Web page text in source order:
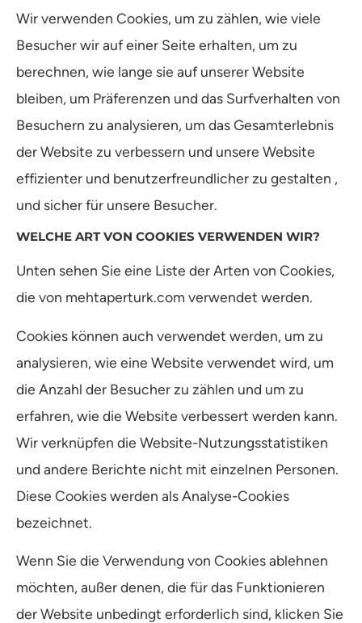
Wir verwenden Cookies, um zu zählen, wie viele
Besucher wir auf einer Seite erhalten, um zu
berechnen, wie lange sie auf unserer Website
bleiben, um Präferenzen und das Surfverhalten von
Besuchern zu analysieren, um das Gesamterlebnis
der Website zu verbessern und unsere Website
effizienter und benutzerfreundlicher zu gestalten ,
und sicher für unsere Besucher.
WELCHE ART VON COOKIES VERWENDEN WIR?
Unten sehen Sie eine Liste der Arten von Cookies,
die von mehtaperturk.com verwendet werden.
Cookies können auch verwendet werden, um zu
analysieren, wie eine Website verwendet wird, um
die Anzahl der Besucher zu zählen und um zu
erfahren, wie die Website verbessert werden kann.
Wir verknüpfen die Website-Nutzungsstatistiken
und andere Berichte nicht mit einzelnen Personen.
Diese Cookies werden als Analyse-Cookies
bezeichnet.
Wenn Sie die Verwendung von Cookies ablehnen
möchten, außer denen, die für das Funktionieren
der Website unbedingt erforderlich sind, klicken Sie